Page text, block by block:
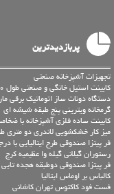
پربازدیدترین
تجهیزات آشپزخانه صنعتی
کابینت استیل خانگی و صنعتی طول 150 سانتیمتر با سینک 2 لگن
دستگاه دونات ساز اتوماتیک برقی
گرمخانه ویترینی پنج طبقه شیشه ای
کابینت ساده فلزی آشپزخانه با
میز کار خشکشویی لاندری دو متری
فر پیتزا صندوقی طرح ایتالیایی با
رستوران گیلانی گیله وا عظیمیه کرج
فر پیتزا صندوقی دوطبقه هجده تایی
کالباس بر اوماس ایتالیا
فست فود کاکتوس تهران کاشانی